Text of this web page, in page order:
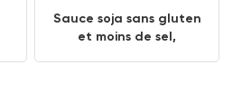
Sauce soja sans gluten
et moins de sel,